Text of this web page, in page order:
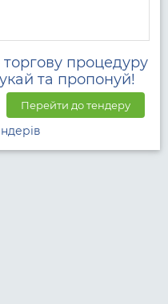
процедуру
та пропонуй!
Перейти до тендеру